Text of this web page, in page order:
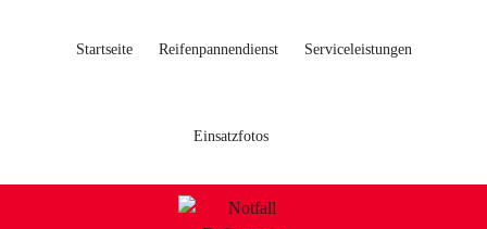
Startseite Reifenpannendienst Serviceleistungen
Einsatzfotos